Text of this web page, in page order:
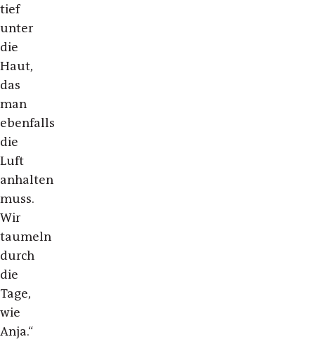
tief
unter
die
Haut,
das
man
ebenfalls
die
Luft
anhalten
muss.
Wir
taumeln
durch
die
Tage,
wie
Anja.“